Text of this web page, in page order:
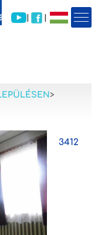
| |
>
3412